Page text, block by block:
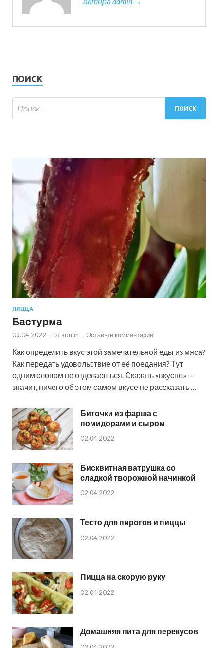
ПОИСК
ПИЦЦА
Бастурма
03.04.2022 - от admin - Оставьте комментарий
Как определить вкус этой замечательной еды из мяса?
Как передать удовольствие от её поедания? Тут
одним словом не отделаешься. Сказать «вкусно» —
значит, ничего об этом самом вкусе не рассказать …
Биточки из фарша с
помидорами и сыром
02.04.2022
Бисквитная ватрушка со
сладкой творожной начинкой
02.04.2022
Тесто для пирогов и пиццы
02.04.2022
Пицца на скорую руку
02.04.2022
Домашняя пита для перекусов